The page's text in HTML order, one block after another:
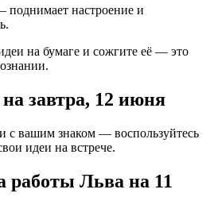
настроение и
на бумаге и сожгите её — это
завтра, 12 июня
с вашим знаком — воспользуйтесь
идеи на встрече.
работы Льва на 11